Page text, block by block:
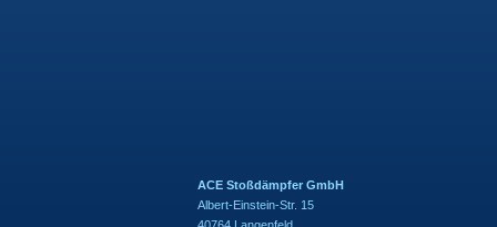
ACE Stoßdämpfer GmbH
Albert-Einstein-Str. 15